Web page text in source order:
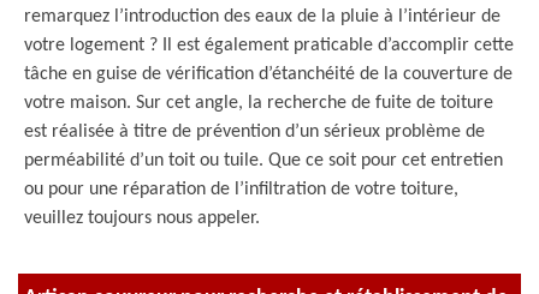
remarquez l’introduction des eaux de la pluie à l’intérieur de
votre logement ? Il est également praticable d’accomplir cette
tâche en guise de vérification d’étanchéité de la couverture de
votre maison. Sur cet angle, la recherche de fuite de toiture
est réalisée à titre de prévention d’un sérieux problème de
perméabilité d’un toit ou tuile. Que ce soit pour cet entretien
ou pour une réparation de l’infiltration de votre toiture,
veuillez toujours nous appeler.